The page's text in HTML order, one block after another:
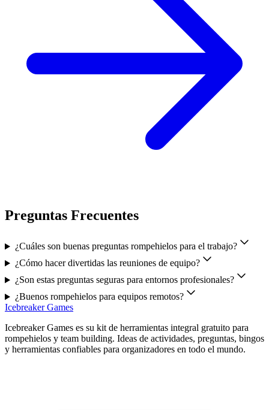
Preguntas Frecuentes
¿Cuáles son buenas preguntas rompehielos para el trabajo?
¿Cómo hacer divertidas las reuniones de equipo?
¿Son estas preguntas seguras para entornos profesionales?
¿Buenos rompehielos para equipos remotos?
Icebreaker Games
Icebreaker Games es su kit de herramientas integral gratuito para
rompehielos y team building. Ideas de actividades, preguntas, bingos
y herramientas confiables para organizadores en todo el mundo.